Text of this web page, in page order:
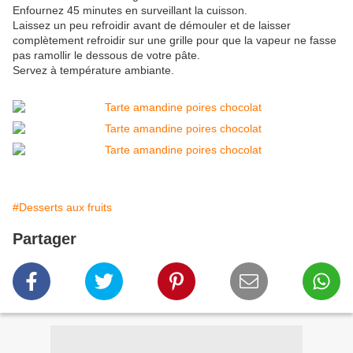
Enfournez 45 minutes en surveillant la cuisson.
Laissez un peu refroidir avant de démouler et de laisser
complètement refroidir sur une grille pour que la vapeur ne fasse
pas ramollir le dessous de votre pâte.
Servez à température ambiante.
#Desserts aux fruits
Partager